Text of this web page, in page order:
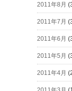
2011年8月
2011年7月
2011年6月
2011年5月
2011年4月